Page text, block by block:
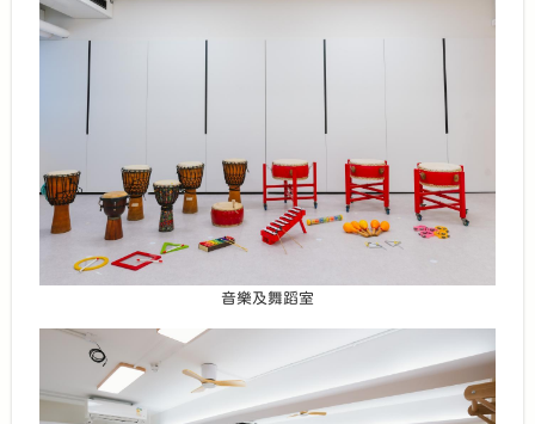
音樂及舞蹈室